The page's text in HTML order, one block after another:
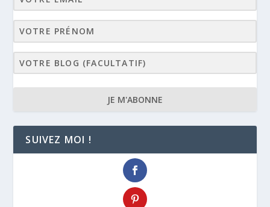
JE M'ABONNE
SUIVEZ MOI !